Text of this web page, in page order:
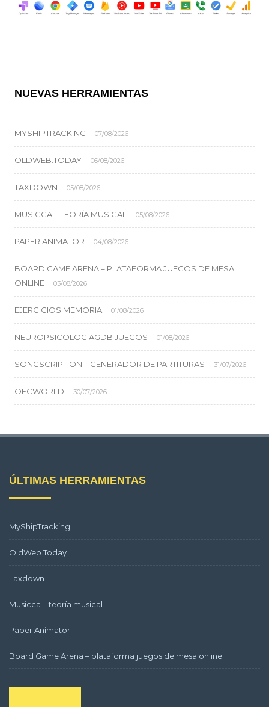
NUEVAS HERRAMIENTAS
MYSHIPTRACKING 07/08/2026
OLDWEB.TODAY 06/08/2026
TAXDOWN 05/08/2026
MUSICCA – TEORÍA MUSICAL 05/08/2026
PAPER ANIMATOR 04/08/2026
BOARD GAME ARENA – PLATAFORMA JUEGOS DE MESA
ONLINE
03/08/2026
EJERCICIOS MEMORIA 01/08/2026
NEUROPSICOLOGIAGDB JUEGOS 01/08/2026
SONGSCRIPTION – GENERADOR DE PARTITURAS 31/07/2026
OECWORLD 30/07/2026
ÚLTIMAS HERRAMIENTAS
MyShipTracking
OldWeb.Today
Taxdown
Musicca – teoría musical
Paper Animator
Board Game Arena – plataforma juegos de mesa online